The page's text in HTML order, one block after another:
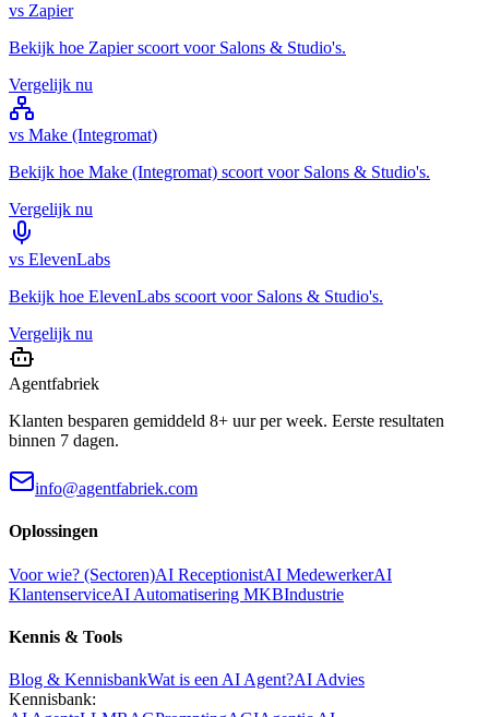
vs Zapier
Bekijk hoe Zapierscoort voor Salons & Studio's.
Vergelijk nu
vs Make (Integromat)
Bekijk hoe Make (Integromat) scoort voor Salons & Studio's.
Vergelijk nu
vs ElevenLabs
Bekijk hoe ElevenLabs scoort voor Salons & Studio's.
Vergelijk nu
Agentfabriek
Klanten besparen gemiddeld 8+ uur per week. Eerste resultaten
binnen 7 dagen.
info@agentfabriek.com
Oplossingen
Voor wie? (Sectoren)AI ReceptionistAI MedewerkerAI
KlantenserviceAI Automatisering MKBIndustrie
Kennis & Tools
Blog & KennisbankWat is een AI Agent?AI Advies
Kennisbank: